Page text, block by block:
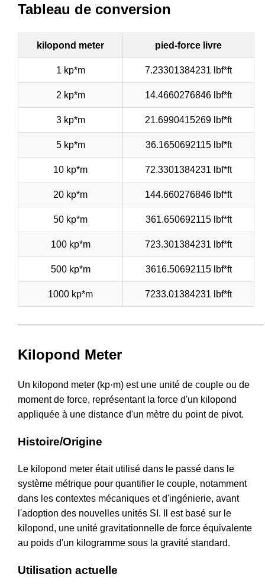
Tableau de conversion
kilopond meter pied-force livre
1 kp*m 7.23301384231 lbf*ft
2 kp*m 14.4660276846 lbf*ft
3 kp*m 21.6990415269 lbf*ft
5 kp*m 36.1650692115 lbf*ft
10 kp*m 72.3301384231 lbf*ft
20 kp*m 144.660276846 lbf*ft
50 kp*m 361.650692115 lbf*ft
100 kp*m 723.301384231 lbf*ft
500 kp*m 3616.50692115 lbf*ft
1000 kp*m 7233.01384231 lbf*ft
Kilopond Meter
Un kilopond meter (kp·m) est une unité de couple ou de
moment de force, représentant la force d'un kilopond
appliquée à une distance d'un mètre du point de pivot.
Histoire/Origine
Le kilopond meter était utilisé dans le passé dans le
système métrique pour quantifier le couple, notamment
dans les contextes mécaniques et d'ingénierie, avant
l'adoption des nouvelles unités SI. Il est basé sur le
kilopond, une unité gravitationnelle de force équivalente
au poids d'un kilogramme sous la gravité standard.
Utilisation actuelle